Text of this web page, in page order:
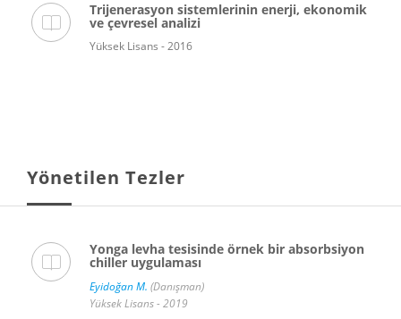
Trijenerasyon sistemlerinin enerji, ekonomik
ve çevresel analizi
Yüksek Lisans - 2016
Yönetilen Tezler
Yonga levha tesisinde örnek bir absorbsiyon
chiller uygulaması
Eyidoğan M. (Danışman)
Yüksek Lisans - 2019